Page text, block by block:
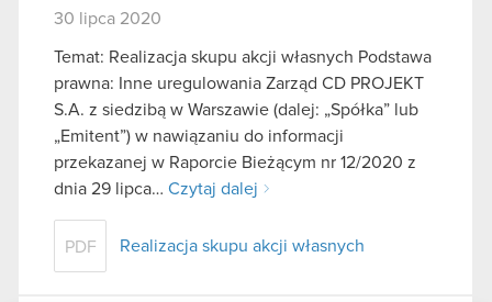
30 lipca 2020
Temat: Realizacja skupu akcji własnych Podstawa
prawna: Inne uregulowania Zarząd CD PROJEKT
S.A. z siedzibą w Warszawie (dalej: „Spółka” lub
„Emitent”) w nawiązaniu do informacji
przekazanej w Raporcie Bieżącym nr 12/2020 z
dnia 29 lipca… Czytaj dalej
PDF Realizacja skupu akcji własnych